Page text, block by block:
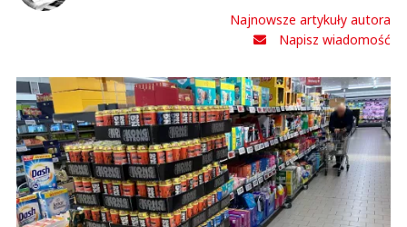
Najnowsze artykuły autora
Napisz wiadomość